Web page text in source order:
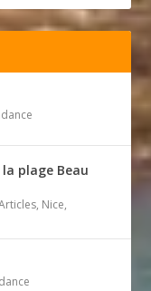
plage Beau
, Nice,